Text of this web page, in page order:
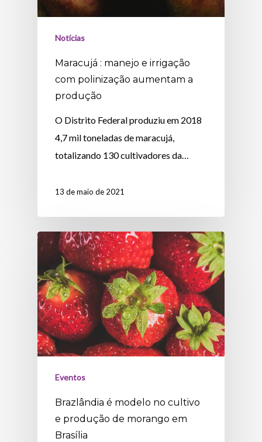
Notícias
Maracujá : manejo e irrigação
com polinização aumentam a
produção
O Distrito Federal produziu em 2018
4,7 mil toneladas de maracujá,
totalizando 130 cultivadores da…
13 de maio de 2021
Eventos
Brazlândia é modelo no cultivo
e produção de morango em
Brasília